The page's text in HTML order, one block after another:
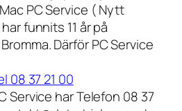
PC Service ( Nytt
funnits 11 år på
Därför PC Service
08 37 21 00
Service har Telefon 08 37